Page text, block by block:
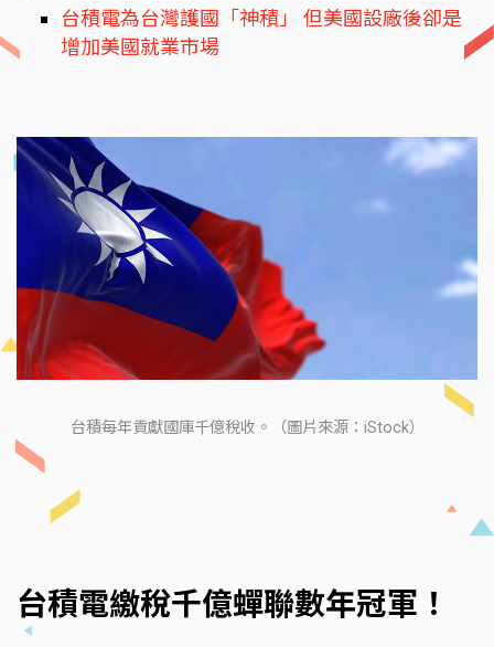
台積電為台灣護國「神積」 但美國設廠後卻是
增加美國就業市場
台積每年貢獻國庫千億稅收。（圖片來源：iStock）
台積電繳稅千億蟬聯數年冠軍！